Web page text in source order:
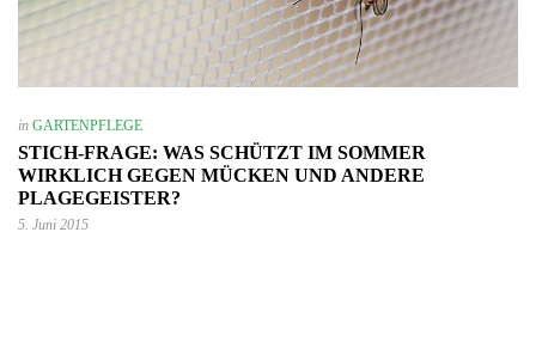
in GARTENPFLEGE
STICH-FRAGE: WAS SCHÜTZT IM SOMMER
WIRKLICH GEGEN MÜCKEN UND ANDERE
PLAGEGEISTER?
5. Juni 2015